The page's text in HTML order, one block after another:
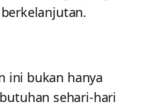
ini bukan hanya
sehari-hari